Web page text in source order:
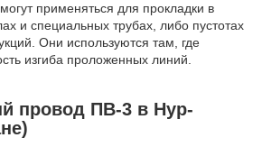
применяться для прокладки в
и специальных трубах, либо пустотах
Они используются там, где
изгиба проложенных линий.
провод ПВ-3 в Нур-